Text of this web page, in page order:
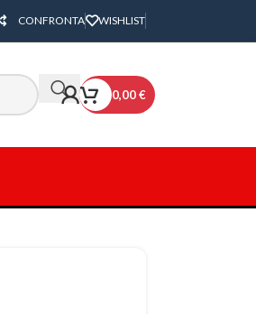
CONFRONTA WISHLIST
0,00€